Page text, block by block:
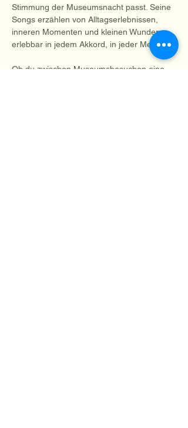
Stimmung der Museumsnacht passt. Seine
Songs erzählen von Alltagserlebnissen,
inneren Momenten und kleinen Wundern –
erlebbar in jedem Akkord, in jeder Melodie.
Ob du zwischen Museumsbesuchen eine